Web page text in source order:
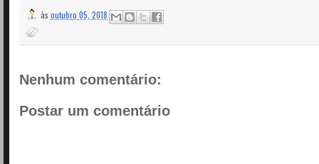
às outubro 05, 2018
Nenhum comentário:
Postar um comentário